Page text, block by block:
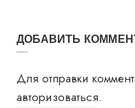
ДОБАВИТЬ
Для отправки
авторизоваться.